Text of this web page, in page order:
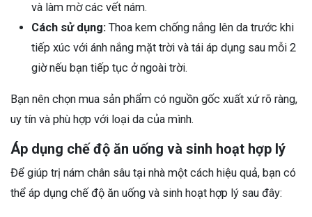
và làm mờ các vết nám.
Cách sử dụng: Thoa kem chống nắng lên da trước khi
tiếp xúc với ánh nắng mặt trời và tái áp dụng sau mỗi 2
giờ nếu bạn tiếp tục ở ngoài trời.
Bạn nên chọn mua sản phẩm có nguồn gốc xuất xứ rõ ràng,
uy tín và phù hợp với loại da của mình.
Áp dụng chế độ ăn uống và sinh hoạt hợp lý
Để giúp trị nám chân sâu tại nhà một cách hiệu quả, bạn có
thể áp dụng chế độ ăn uống và sinh hoạt hợp lý sau đây: